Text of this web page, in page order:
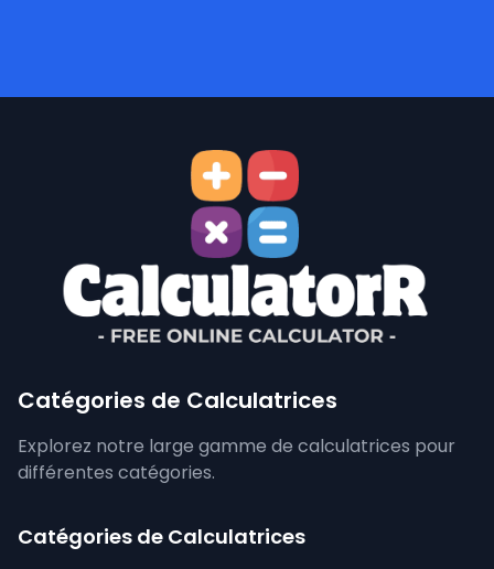
Catégories de Calculatrices
Explorez notre large gamme de calculatrices pour
différentes catégories.
Catégories de Calculatrices